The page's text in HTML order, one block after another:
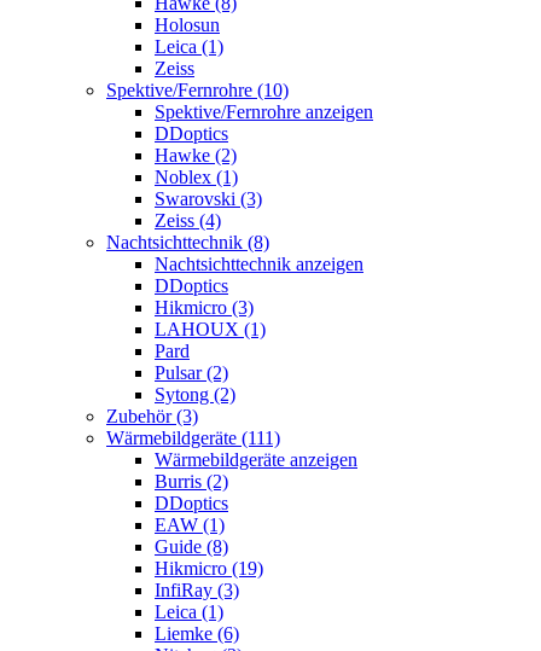
Holosun
Leica (1)
Zeiss
Spektive/Fernrohre (10)
Spektive/Fernrohre anzeigen
DDoptics
Hawke (2)
Noblex (1)
Swarovski (3)
Zeiss (4)
Nachtsichttechnik (8)
Nachtsichttechnik anzeigen
DDoptics
Hikmicro (3)
LAHOUX (1)
Pard
Pulsar (2)
Sytong (2)
Zubehör (3)
Wärmebildgeräte (111)
Wärmebildgeräte anzeigen
Burris (2)
DDoptics
EAW (1)
Guide (8)
Hikmicro (19)
InfiRay (3)
Leica (1)
Liemke (6)